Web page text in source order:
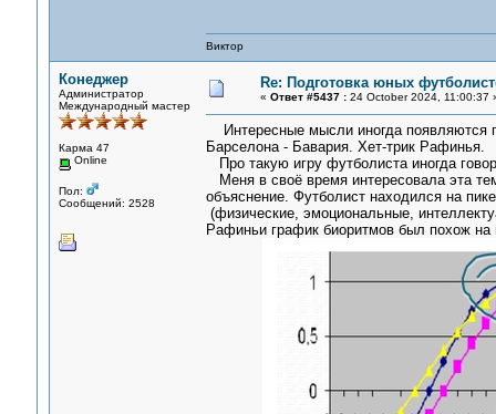
Виктор
Конеджер
Администратор
Международный мастер
Карма 47
Online
Пол:
Сообщений: 2528
Re: Подготовка юных
« Ответ #5437 :24 October 2024, 11:00:37
Интересные мысли иногда появляются
Барселона - Бавария. Хет-трик Рафинья.
Про такую игру футболиста иногда
Меня в своё время интересовала эта
объяснение. Футболист находился на
(физические, эмоциональные,
Рафиньи график биоритмов был похож на